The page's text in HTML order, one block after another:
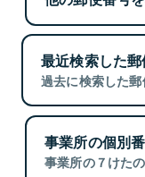
最近検索した
過去に検索した郵
事業所の個別
事業所の７けた